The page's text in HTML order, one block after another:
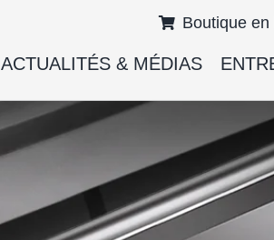
Boutique en
ACTUALITÉS & MÉDIAS